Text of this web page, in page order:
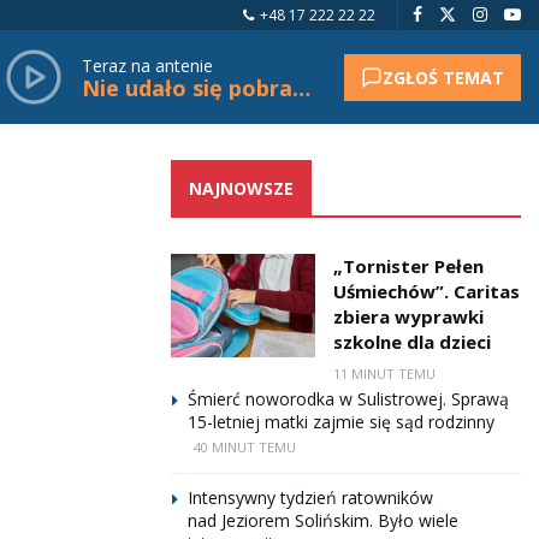
+48 17 222 22 22
Teraz na antenie
Nie udało się pobrać tytułu. ZGŁOŚ TEMAT
NAJNOWSZE
„Tornister Pełen
Uśmiechów”. Caritas
zbiera wyprawki
szkolne dla dzieci
11 MINUT TEMU
Śmierć noworodka w Sulistrowej. Sprawą
15-letniej matki zajmie się sąd rodzinny
40 MINUT TEMU
Intensywny tydzień ratowników
nad Jeziorem Solińskim. Było wiele